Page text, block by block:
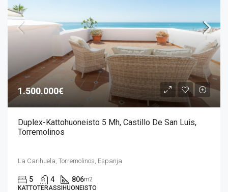
1.500.000€
Duplex-Kattohuoneisto 5 Mh, Castillo De San Luis,
Torremolinos
La Carihuela, Torremolinos, Espanja
5 4 806m2
KATTOTERASSIHUONEISTO